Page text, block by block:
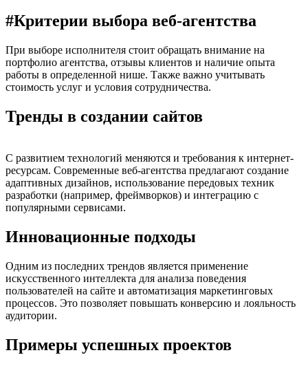
#Критерии выбора веб-агентства
При выборе исполнителя стоит обращать внимание на
портфолио агентства, отзывы клиентов и наличие опыта
работы в определенной нише. Также важно учитывать
стоимость услуг и условия сотрудничества.
Тренды в создании сайтов
С развитием технологий меняются и требования к интернет-
ресурсам. Современные веб-агентства предлагают создание
адаптивных дизайнов, использование передовых техник
разработки (например, фреймворков) и интеграцию с
популярными сервисами.
Инновационные подходы
Одним из последних трендов является применение
искусственного интеллекта для анализа поведения
пользователей на сайте и автоматизация маркетинговых
процессов. Это позволяет повышать конверсию и лояльность
аудитории.
Примеры успешных проектов